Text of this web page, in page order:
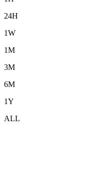
24H
1W
1M
3M
6M
1Y
ALL